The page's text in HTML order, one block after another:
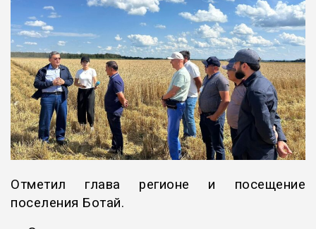
Отметил глава регионе и посещение
поселения Ботай.